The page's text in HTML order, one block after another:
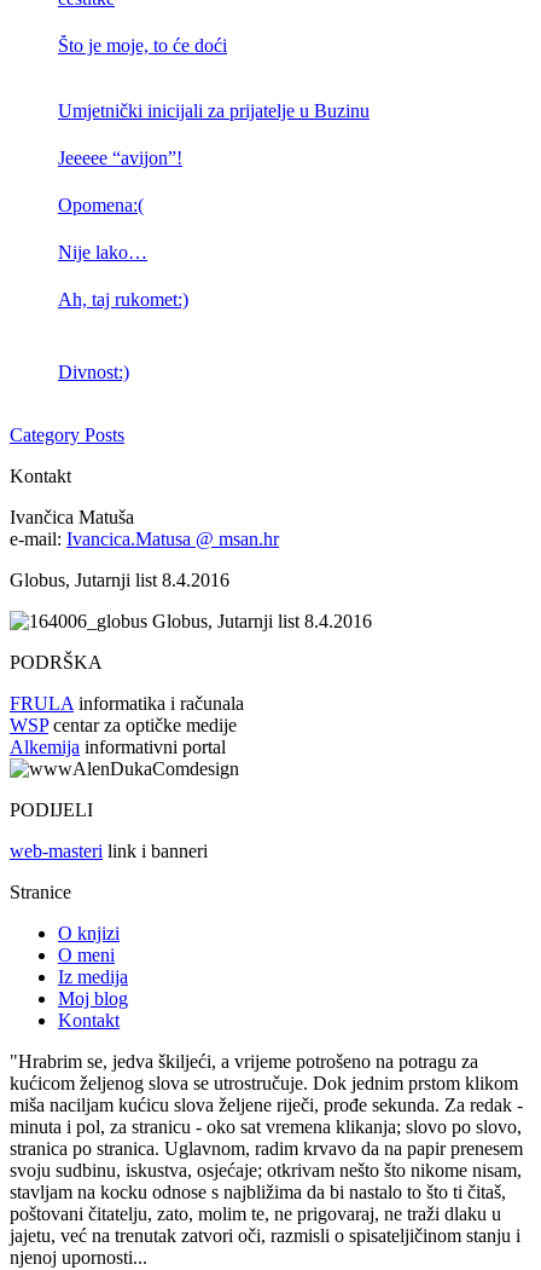
Što je moje, to će doći
Umjetnički inicijali za prijatelje u Buzinu
Jeeeee “avijon”!
Opomena:(
Nije lako…
Ah, taj rukomet:)
Divnost:)
Category Posts
Kontakt
Ivančica Matuša
e-mail: Ivancica.Matusa @ msan.hr
Globus, Jutarnji list 8.4.2016
Globus, Jutarnji list 8.4.2016
PODRŠKA
FRULA informatika i računala
WSPcentar za optičke medije
Alkemija informativni portal
PODIJELI
web-masteri link i banneri
Stranice
O knjizi
O meni
Iz medija
Moj blog
Kontakt
"Hrabrim se, jedva škiljeći, a vrijeme potrošeno na potragu za
kućicom željenog slova se utrostručuje. Dok jednim prstom klikom
miša naciljam kućicu slova željene riječi, prođe sekunda. Za redak -
minuta i pol, za stranicu - oko sat vremena klikanja; slovo po slovo,
stranica po stranica. Uglavnom, radim krvavo da na papir prenesem
svoju sudbinu, iskustva, osjećaje; otkrivam nešto što nikome nisam,
stavljam na kocku odnose s najbližima da bi nastalo to što ti čitaš,
poštovani čitatelju, zato, molim te, ne prigovaraj, ne traži dlaku u
jajetu, već na trenutak zatvori oči, razmisli o spisateljičinom stanju i
njenoj upornosti...